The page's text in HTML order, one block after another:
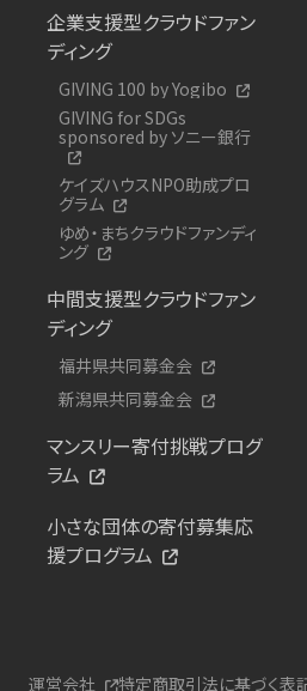
企業支援型クラウドファン
ディング
GIVING 100 by Yogibo
GIVING for SDGs
sponsored by ソニー銀行
ケイズハウスNPO助成プロ
グラム
ゆめ・まちクラウドファンディ
ング
中間支援型クラウドファン
ディング
福井県共同募金会
新潟県共同募金会
マンスリー寄付挑戦プログ
ラム
小さな団体の寄付募集応
援プログラム
運営会社 特定商取引法に基づく表